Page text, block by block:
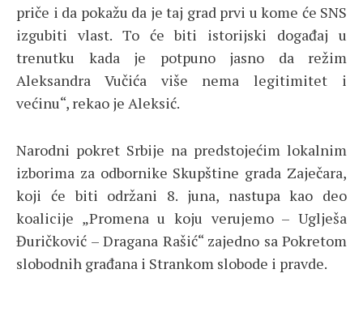
priče i da pokažu da je taj grad prvi u kome će SNS
izgubiti vlast. To će biti istorijski događaj u
trenutku kada je potpuno jasno da režim
Aleksandra Vučića više nema legitimitet i
većinu“, rekao je Aleksić.
Narodni pokret Srbije na predstojećim lokalnim
izborima za odbornike Skupštine grada Zaječara,
koji će biti održani 8. juna, nastupa kao deo
koalicije „Promena u koju verujemo – Uglješa
Đuričković – Dragana Rašić“ zajedno sa Pokretom
slobodnih građana i Strankom slobode i pravde.